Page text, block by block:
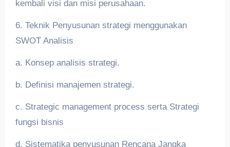
kembali visi dan misi perusahaan.
6. Teknik Penyusunan strategi menggunakan
SWOT Analisis
a. Konsep analisis strategi.
b. Definisi manajemen strategi.
c. Strategic management process serta Strategi
fungsi bisnis
d. Sistematika penyusunan Rencana Jangka